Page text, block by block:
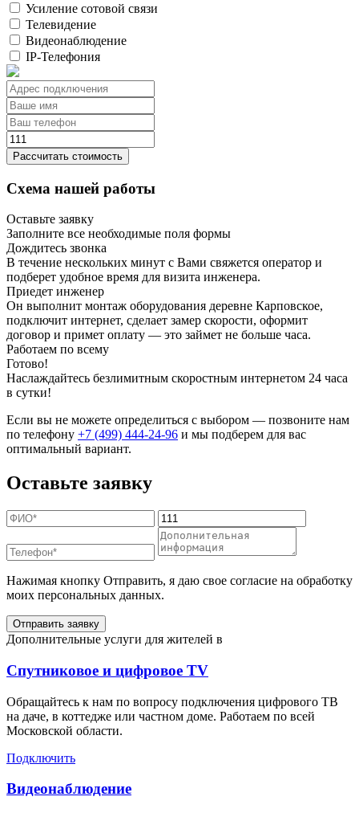
Усиление сотовой связи
Телевидение
Видеонаблюдение
IP-Телефония
Рассчитать стоимость
Схема нашей работы
Оставьте заявку
Заполните все необходимые поля формы
Дождитесь звонка
В течение нескольких минут с Вами свяжется оператор и
подберет удобное время для визита инженера.
Приедет инженер
Он выполнит монтаж оборудования деревне Карповское,
подключит интернет, сделает замер скорости, оформит
договор и примет оплату — это займет не больше часа.
Работаем по всему
Готово!
Наслаждайтесь безлимитным скоростным интернетом 24 часа
в сутки!
Если вы не можете определиться с выбором — позвоните нам
по телефону +7 (499) 444-24-96 и мы подберем для вас
оптимальный вариант.
Оставьте заявку
Нажимая кнопку Отправить, я даю свое согласие на обработку
моих персональных данных.
Отправить заявку
Дополнительные услуги для жителей в
Спутниковое и цифровое TV
Обращайтесь к нам по вопросу подключения цифрового ТВ
на даче, в коттедже или частном доме. Работаем по всей
Московской области.
Подключить
Видеонаблюдение